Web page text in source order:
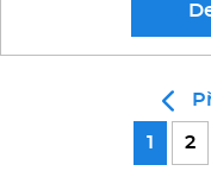
1 2